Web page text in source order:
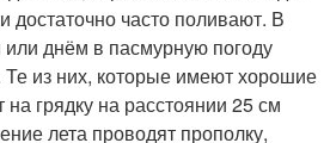
достаточно часто поливают. В
днём в пасмурную погоду
из них, которые имеют хорошие
грядку на расстоянии 25 см
лета проводят прополку,